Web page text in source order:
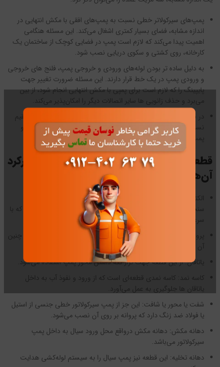
پمپ‌های سیرکولاتر خطی نسبت به پمپ‌های افقی با مکش انتهایی در
اندازه مشابه، فضای بسیار کمتری اشغال می‌کند. این مسئله هنگامی
اهمیت پیدا می‌کند که لازم است پمپ در فضایی کوچک از ساختمان یک
کارخانه، روی کشتی و سکوی دریایی نصب شود.
به دلیل ساده تر بودن لوله‌های ورودی و خروجی پمپ، فلنج های خروجی
و ورودی پمپ در یک خط قرار دارند. این مسئله ضرورت تغییر جهت
پایپینگ را که لازم است برای پمپی با مکش انتهایی انجام شود، از بین
نسبت به یک پمپ افقی به محور میدانی نیازی ندارد چرا که موتور و
پمپ به واسطه یکدیگر تراز شده‌اند.
قطعات مختلف پمپ سیرکولاتور خطی و کارکرد
آن‌ها
الکتروموتور: نوع الکتروموتور به کار رفته در این پمپ آسنکرون قفس
سنجابی است. سیم‌پیچ استاتور به برف تک فاز و سه فاز متصل است که با
پروانه: پروانه تعبیه شده در این پمپ از نوع گریز از مرکز می‌باشد که چنین
آن نیز چدن، استیل، برنج و در برخی موارد آلومینیوم می‌باشد‌.
یاتاقان: از این قطعه جهت تراز نگه داشتن محور پمپ استفاده می‌شود.
شفت یا محور یا شافت: این جز از پمپ سیرکولاتور خطی جنسی از استیل
یا فولاد ضد زنگ دارد که پروانه بر روی آن نصب می‌شود.
دهانه مکش: دهانه مکش درواقع محل ورود سیال به داخل پمپ
سیرکولاتور می‌باشد.
دهانه تخلیه: این قطعه نیز پمپ سیال را به سیستم لوله‌کشی هدایت